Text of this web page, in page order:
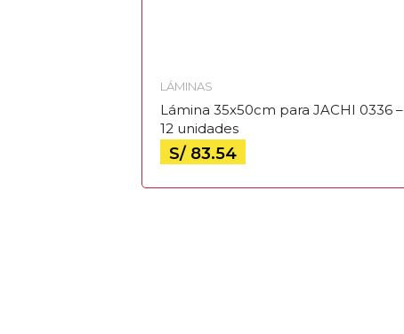
LÁMINAS
Lámina 35x50cm para JACHI 0336 –
12 unidades
S/ 83.54